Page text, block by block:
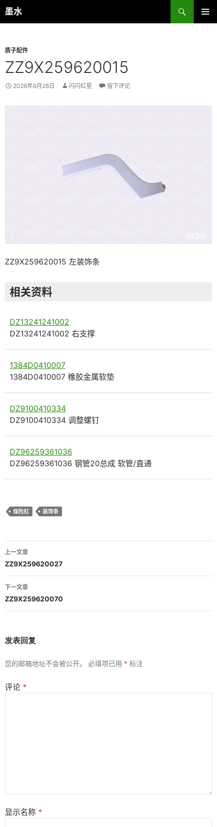
跳
至
墨水
搜
索
质子配件
ZZ9X259620015
2026年6月28日 闪闪红星 留下评论
ZZ9X259620015 左装饰条
相关资料
DZ13241241002
DZ13241241002 右支撑
1384D0410007
1384D0410007 橡胶金属软垫
DZ9100410334
DZ9100410334 调整螺钉
DZ96259361036
DZ96259361036 钢管20总成 软管/直通
保险杠 装饰条
文
章
导
航
上一文章
ZZ9X259620027
下一文章
ZZ9X259620070
发表回复
您的邮箱地址不会被公开。 必填项已用 * 标注
评论 *
显示名称 *